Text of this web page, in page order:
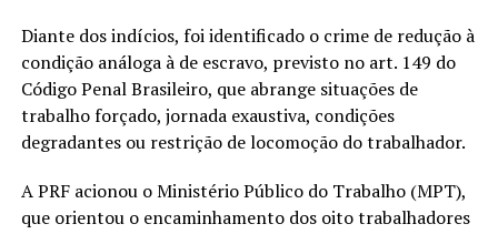
Diante dos indícios, foi identificado o crime de redução à
condição análoga à de escravo, previsto no art. 149 do
Código Penal Brasileiro, que abrange situações de
trabalho forçado, jornada exaustiva, condições
degradantes ou restrição de locomoção do trabalhador.
A PRF acionou o Ministério Público do Trabalho (MPT),
que orientou o encaminhamento dos oito trabalhadores